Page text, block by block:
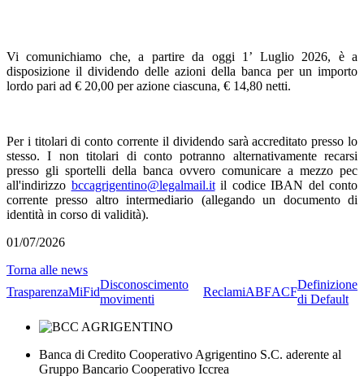
Vi comunichiamo che, a partire da oggi 1’ Luglio 2026, è a
disposizione il dividendo delle azioni della banca per un importo
lordo pari ad € 20,00 per azione ciascuna, € 14,80 netti.
Per i titolari di conto corrente il dividendo sarà accreditato presso lo
stesso. I non titolari di conto potranno alternativamente recarsi
presso gli sportelli della banca ovvero comunicare a mezzo pec
all'indirizzo bccagrigentino@legalmail.itil codice IBAN del conto
corrente presso altro intermediario (allegando un documento di
identità in corso di validità).
01/07/2026
Torna alle news
TrasparenzaMiFid
Disconoscimento
movimenti
ReclamiABFACF
Definizione
di Default
Banca di Credito Cooperativo Agrigentino S.C. aderente al
Gruppo Bancario Cooperativo Iccrea